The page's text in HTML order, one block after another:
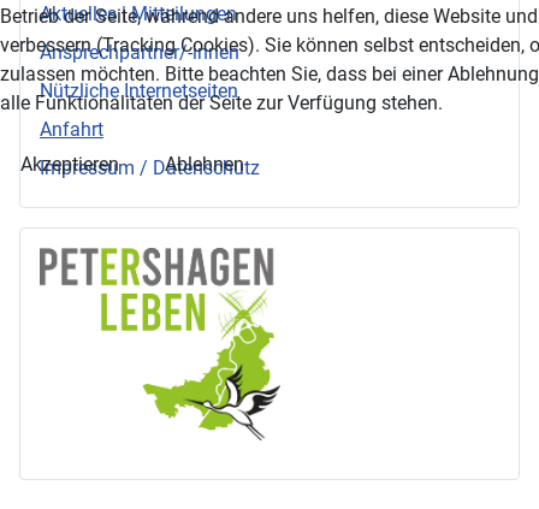
Aktuelles | Mitteilungen
Ansprechpartner/-innen
Nützliche Internetseiten
Anfahrt
Impressum / Datenschutz
Betrieb der Seite, während andere uns helfen, diese Website
verbessern (Tracking Cookies). Sie können selbst entscheiden,
zulassen möchten. Bitte beachten Sie, dass bei einer
alle Funktionalitäten der Seite zur Verfügung stehen.
Akzeptieren Ablehnen